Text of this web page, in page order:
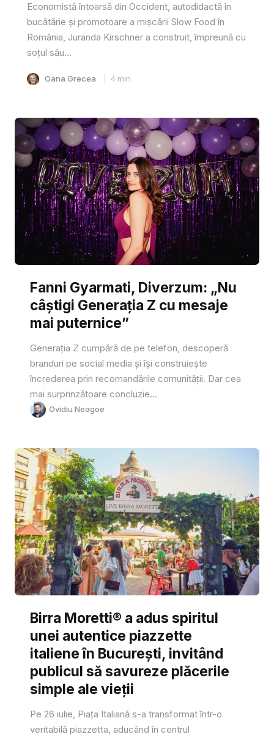
Economistă întoarsă din Occident, autodidactă în
bucătărie și promotoare a mișcării Slow Food în
România, Juranda Kirschner a construit, împreună cu
soțul său...
Oana Grecea 4 min
Fanni Gyarmati, Diverzum: „Nu
câștigi Generația Z cu mesaje
mai puternice”
Generația Z cumpără de pe telefon, descoperă
branduri pe social media și își construiește
încrederea prin recomandările comunității. Dar cea
mai surprinzătoare concluzie...
Ovidiu Neagoe
Birra Moretti® a adus spiritul
unei autentice piazzette
italiene în București, invitând
publicul să savureze plăcerile
simple ale vieții
Pe 26 iulie, Piața Italiană s-a transformat într-o
veritabilă piazzetta, aducând în centrul